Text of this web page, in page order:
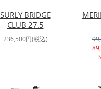
SURLY BRIDGE
CLUB 27.5
236,500円(税込)